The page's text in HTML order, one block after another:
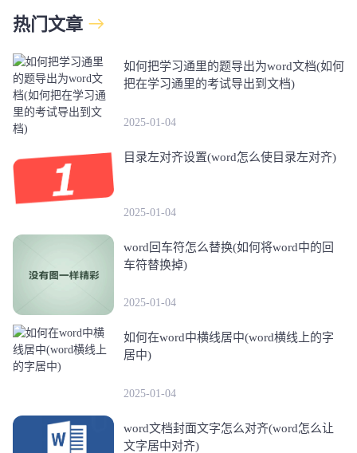
热门文章
如何把学习通里的题导出为word文档(如何
把在学习通里的考试导出到文档)
2025-01-04
目录左对齐设置(word怎么使目录左对齐)
2025-01-04
word回车符怎么替换(如何将word中的回
车符替换掉)
2025-01-04
如何在word中横线居中(word横线上的字
居中)
2025-01-04
word文档封面文字怎么对齐(word怎么让
文字居中对齐)